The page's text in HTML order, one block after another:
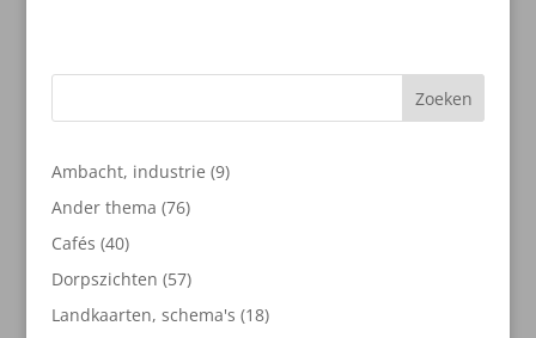
Zoeken
Ambacht, industrie 99
Ander thema 7676
Cafés 4040
producten
Dorpszichten 5757
producten
Landkaarten, schema's 1818